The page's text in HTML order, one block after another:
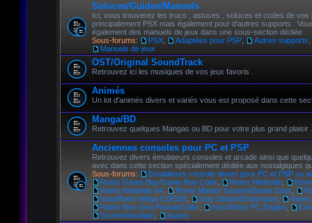
Soluces/Guides/Manuels
Ici, vous trouverez les trucs , astuces , soluces et codes de vos
principalement PSX mais également pour d'autres supports .
également des manuels de jeux dans une sous-section dédiée .
Sous-forums:
PSX, Adaptées pour PSP, Autres supports
Manuels de jeux
OST/Original SoundTrack
Retrouvez ici les musiques de vos jeux favoris .
Animés
Un lot d'animés divers et variés vous est proposé dans cette
Manga/BD
Retrouvez quelques Mangas ou BD pour votre plus grand plaisir .
Anciennes consoles pour PC et PSP
Retrouvez divers émulateurs consoles et arcade ainsi que
avec dans cette section spécialement dédiée aux nostalgiques
Sous-forums:
Emulateurs console divers pour PC et PSP ou
Roms Game Boy/Game Boy Color, Roms Nintendo,
Roms Nintendo 64, Roms Master System/Game Gear,
Isos/Roms Mega CD/32X, Isos Saturn/Dreamcast,
Roms
Roms Neo Geo Pocket/Color, Isos/Roms PC Engine,
ScummVm/Atari, Autres